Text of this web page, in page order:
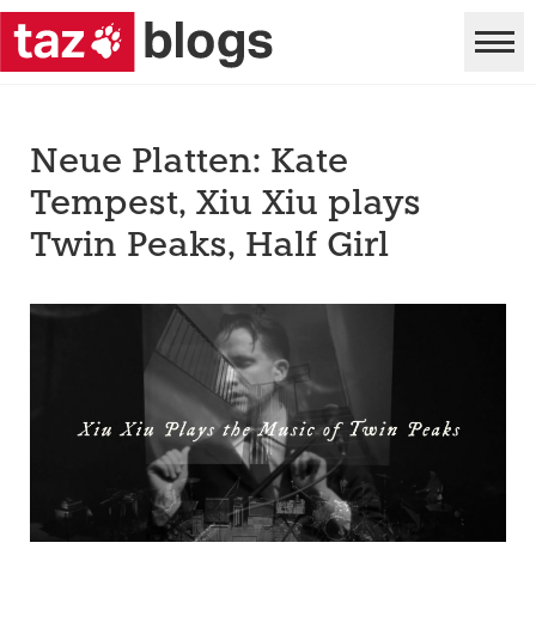
Neue Platten: Kate
Tempest, Xiu Xiu plays
Twin Peaks, Half Girl